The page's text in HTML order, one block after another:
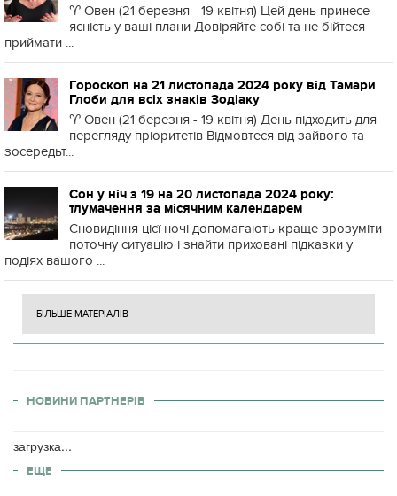
♈️ Овен (21 березня - 19 квітня) Цей день принесе
ясність у ваші плани Довіряйте собі та не бійтеся
приймати ...
Гороскоп на 21 листопада 2024 року від Тамари
Глоби для всіх знаків Зодіаку
♈️ Овен (21 березня - 19 квітня) День підходить для
перегляду пріоритетів Відмовтеся від зайвого та
зосередьт...
Сон у ніч з 19 на 20 листопада 2024 року:
тлумачення за місячним календарем
Сновидіння цієї ночі допомагають краще зрозуміти
поточну ситуацію і знайти приховані підказки у
подіях вашого ...
БІЛЬШЕ МАТЕРІАЛІВ
НОВИНИ ПАРТНЕРІВ
загрузка...
ЕЩЕ